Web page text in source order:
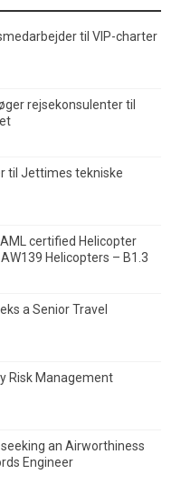
til VIP-charter
rejsekonsulenter til
til Jettimes tekniske
certified Helicopter
Helicopters – B1.3
a Senior Travel
Risk Management
an Airworthiness
Engineer